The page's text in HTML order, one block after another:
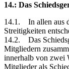
14.: Das
14.1. In allen aus
Streitigkeiten
14.2. Das
Mitgliedern
innerhalb von zwei
Mitglieder als